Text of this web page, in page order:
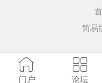
简易
门户 论坛